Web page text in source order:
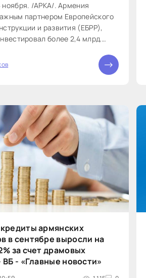
/АРКА/. Армения
партнером Европейского
и развития (ЕБРР),
более 2,4 млрд.
по Турции...
армянских
в сентябре выросли на
за счет драмовых
ВБ - «Главные новости»